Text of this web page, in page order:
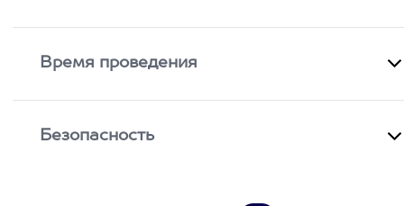
Время проведения
Безопасность